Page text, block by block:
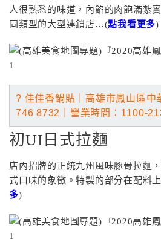
人很熟悉的味道，內餡的肉飽滿紮
同類型的大型連鎖店…(點我看更多)
? 佳佳香鍋貼｜高雄市鳳山區中
746 8732
｜營業時間：1100-
初UI日式拉麵
店內招牌的正統九州風味豚骨拉麵
式口味的象徵。特製的部分在配料
多)